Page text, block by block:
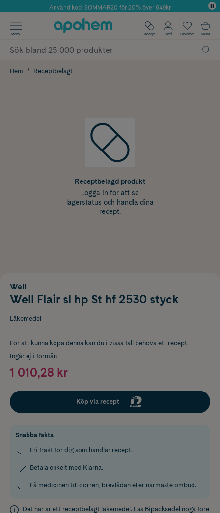
Årets Butik 2025 inom Skönhet
Använd kod: SOMMAR20 för 20% över 649kr
✓ Fri frakt
✓ Poäng på alla köp*
Meny Recept Profil Favoriter Kassa
Hem Receptbelagt
Receptbelagd produkt
Logga in för att se
lagerstatus och handla dina
recept.
Well
Well Flair sl hp St hf 2530 styck
Läkemedel
För att kunna köpa denna kan du i vissa fall behöva ett recept.
Ingår ej i förmån
1 010,28 kr
Köp via recept
Snabba fakta
Fri frakt för dig som handlar recept.
Betala enkelt med Klarna.
Få medicinen till dörren, brevlådan eller närmaste ombud.
Det här är ett receptbelagt läkemedel. Läs Bipacksedel noga före